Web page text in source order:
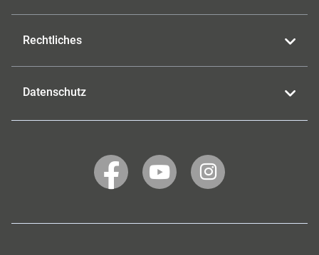
Rechtliches
Datenschutz
WERTGARANTIE
auf
WERTGARANTIE
auf
WERTGARANTIE
auf